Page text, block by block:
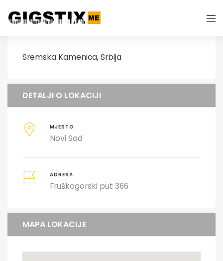
Sremska Kamenica, Srbija
DETALJI O LOKACIJI
MJESTO
Novi Sad
ADRESA
Fruškogorski put 366
MAPA LOKACIJE